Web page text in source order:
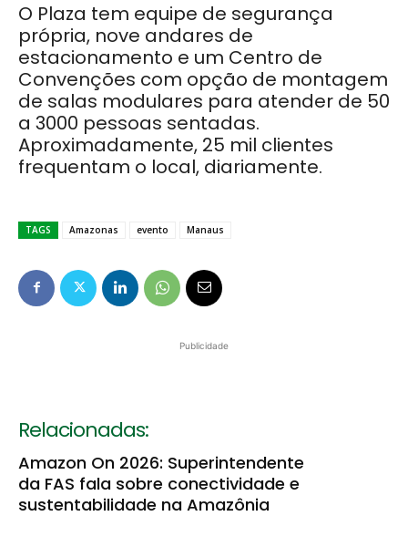
O Plaza tem equipe de segurança
própria, nove andares de
estacionamento e um Centro de
Convenções com opção de montagem
de salas modulares para atender de 50
a 3000 pessoas sentadas.
Aproximadamente, 25 mil clientes
frequentam o local, diariamente.
TAGS Amazonas evento Manaus
Publicidade
Relacionadas:
Amazon On 2026: Superintendente
da FAS fala sobre conectividade e
sustentabilidade na Amazônia